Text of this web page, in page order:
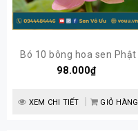
Bó 10 bông hoa sen Phật
Âm
98.000₫
XEM CHI TIẾT GIỎ HÀNG